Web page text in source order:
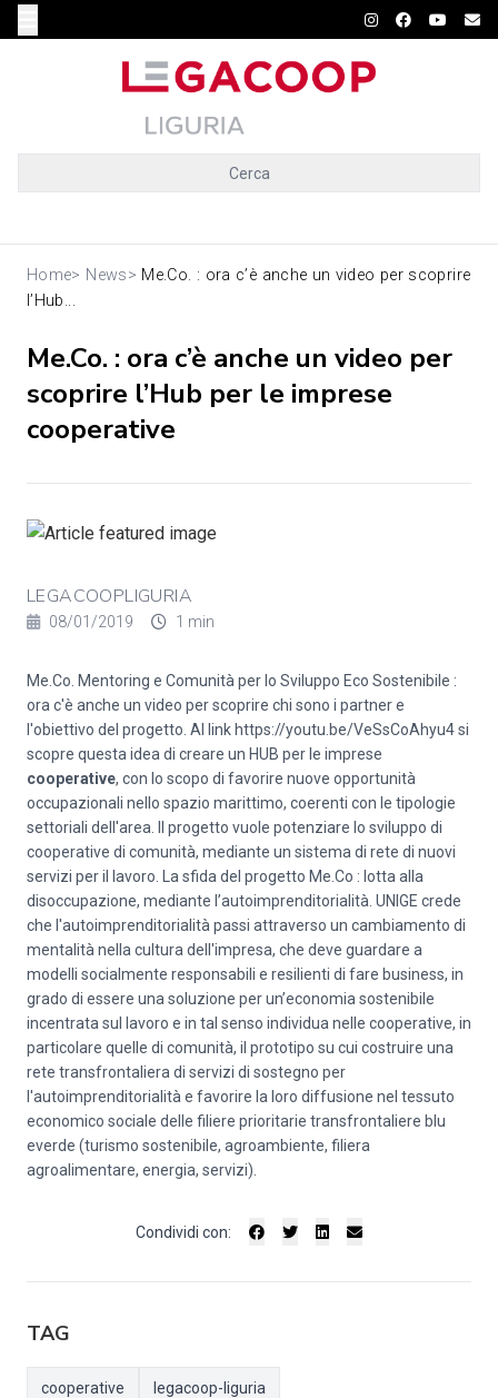
Cerca
Home> News> Me.Co. : ora c’è anche un video per scoprire
l’Hub...
Me.Co. : ora c’è anche un video per
scoprire l’Hub per le imprese
cooperative
LEGACOOPLIGURIA
08/01/2019 1 min
Me.Co. Mentoring e Comunità per lo Sviluppo Eco Sostenibile :
ora c'è anche un video per scoprire chi sono i partner e
l'obiettivo del progetto. Al link https://youtu.be/VeSsCoAhyu4si
scopre questa idea di creare un HUB per le imprese
cooperative, con lo scopo di favorire nuove opportunità
occupazionali nello spazio marittimo, coerenti con le tipologie
settoriali dell'area. Il progetto vuole potenziare lo sviluppo di
cooperative di comunità, mediante un sistema di rete di nuovi
servizi per il lavoro. La sfida del progetto Me.Co : lotta alla
disoccupazione, mediante l’autoimprenditorialità. UNIGE crede
che l'autoimprenditorialità passi attraverso un cambiamento di
mentalità nella cultura dell'impresa, che deve guardare a
modelli socialmente responsabili e resilienti di fare business, in
grado di essere una soluzione per un’economia sostenibile
incentrata sul lavoro e in tal senso individua nelle cooperative, in
particolare quelle di comunità, il prototipo su cui costruire una
rete transfrontaliera di servizi di sostegno per
l'autoimprenditorialità e favorire la loro diffusione nel tessuto
economico sociale delle filiere prioritarie transfrontaliere blu
everde (turismo sostenibile, agroambiente, filiera
agroalimentare, energia, servizi).
Condividi con:
TAG
cooperative legacoop-liguria